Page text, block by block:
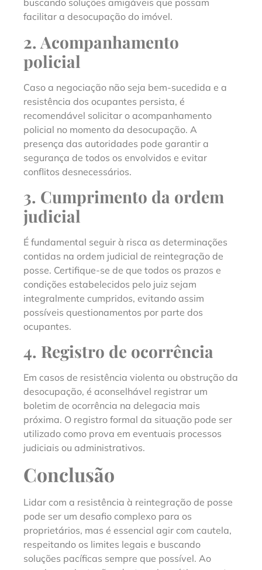
buscando soluções amigáveis que possam
facilitar a desocupação do imóvel.
2. Acompanhamento
policial
Caso a negociação não seja bem-sucedida e a
resistência dos ocupantes persista, é
recomendável solicitar o acompanhamento
policial no momento da desocupação. A
presença das autoridades pode garantir a
segurança de todos os envolvidos e evitar
conflitos desnecessários.
3. Cumprimento da ordem
judicial
É fundamental seguir à risca as determinações
contidas na ordem judicial de reintegração de
posse. Certifique-se de que todos os prazos e
condições estabelecidos pelo juiz sejam
integralmente cumpridos, evitando assim
possíveis questionamentos por parte dos
ocupantes.
4. Registro de ocorrência
Em casos de resistência violenta ou obstrução da
desocupação, é aconselhável registrar um
boletim de ocorrência na delegacia mais
próxima. O registro formal da situação pode ser
utilizado como prova em eventuais processos
judiciais ou administrativos.
Conclusão
Lidar com a resistência à reintegração de posse
pode ser um desafio complexo para os
proprietários, mas é essencial agir com cautela,
respeitando os limites legais e buscando
soluções pacíficas sempre que possível. Ao